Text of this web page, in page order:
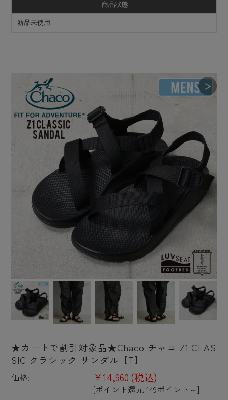
商品状態
新品未使用
＞
★カートで割引対象品★Chaco チャコ Z1 CLAS
SIC クラシック サンダル【T】
価格: ¥14,960 (税込)
[ポイント還元 149ポイント～]